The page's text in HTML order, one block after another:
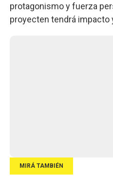
protagonismo y fuerza
proyecten tendrá impacto